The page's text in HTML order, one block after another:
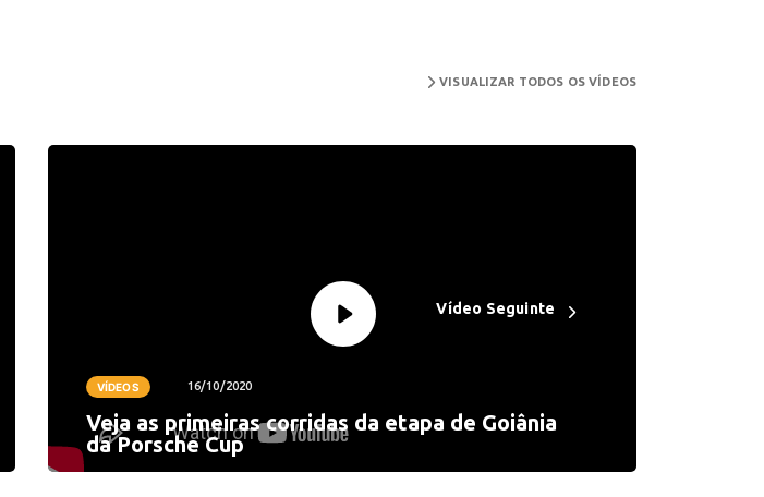
VISUALIZAR TODOS OS VÍDEOS
Vídeo Seguinte
VÍDEOS 16/10/2020
Veja as primeiras corridas da etapa de Goiânia
da Porsche Cup